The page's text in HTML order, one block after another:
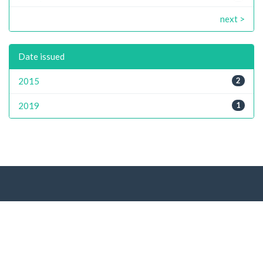
next >
Date issued
2
2015
1
2019